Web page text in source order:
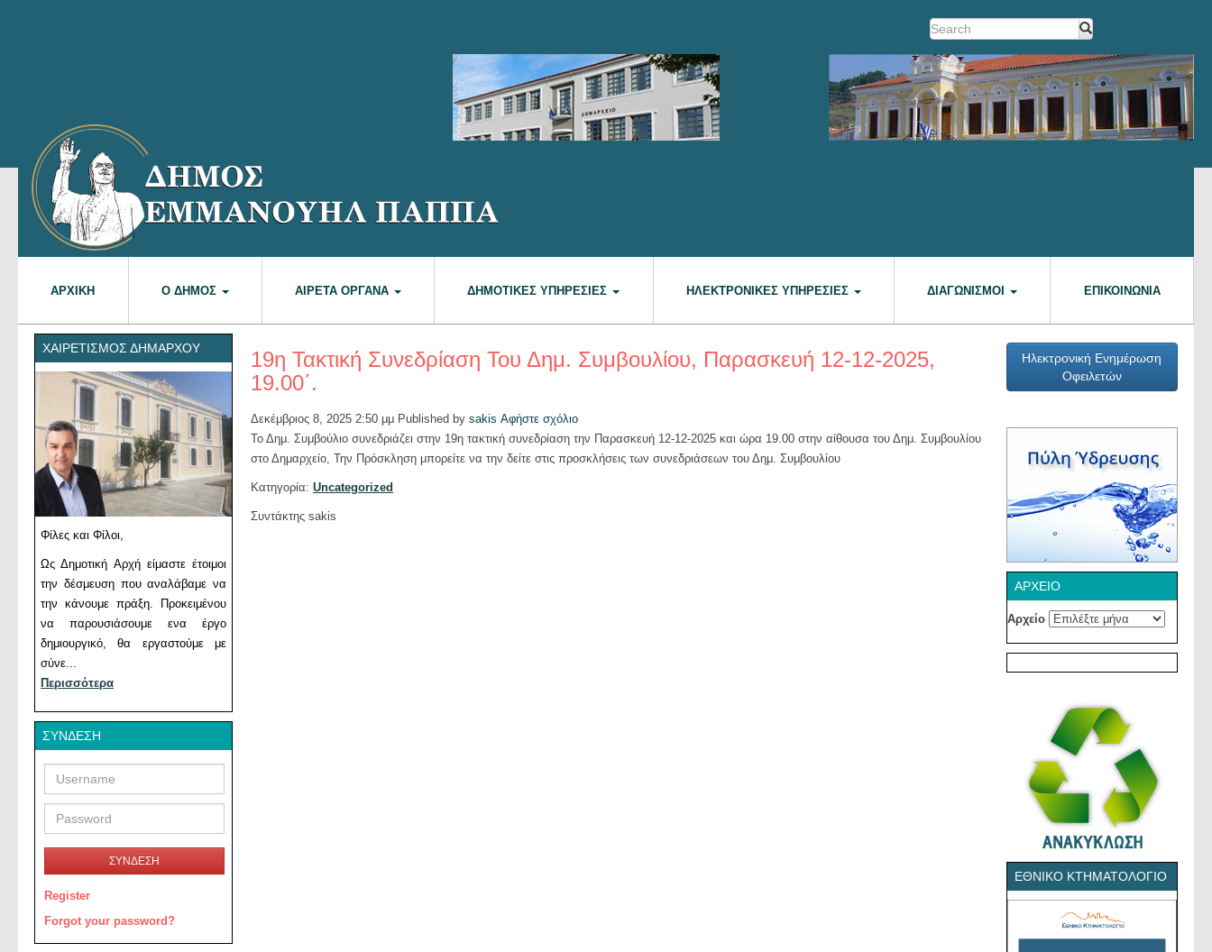
ΑΡΧΙΚΉ Ο ΔΉΜΟΣ ΑΙΡΕΤΆ ΌΡΓΑΝΑ ΔΗΜΟΤΙΚΈΣ ΥΠΗΡΕΣΊΕΣ ΗΛΕΚΤΡΟΝΙΚΈΣ ΥΠΗΡΕΣΊΕΣ ΔΙΑΓΩΝΙΣΜΟΊ ΕΠΙΚΟΙΝΩΝΊΑ
Ηλεκτρονική Ενημέρωση
Οφειλετών
ΑΡΧΕΊΟ
Αρχείο
ΕΘΝΙΚΌ ΚΤΗΜΑΤΟΛΌΓΙΟ
ΧΑΙΡΕΤΙΣΜΌΣ ΔΗΜΆΡΧΟΥ
Φίλες και Φίλοι,
Ως Δημοτική Αρχή είμαστε έτοιμοι
την δέσμευση που αναλάβαμε να
την κάνουμε πράξη. Προκειμένου
να παρουσιάσουμε ενα έργο
δημιουργικό, θα εργαστούμε με
σύνε...
Περισσότερα
ΣΎΝΔΕΣΗ
ΣΥΝΔΕΣΗ
Register
Forgot your password?
19η Τακτική Συνεδρίαση Του Δημ. Συμβουλίου, Παρασκευή 12-12-2025,
19.00΄.
Δεκέμβριος 8, 2025 2:50 μμ Published bysakis Αφήστε σχόλιο
Το Δημ. Συμβούλιο συνεδριάζει στην 19η τακτική συνεδρίαση την Παρασκευή 12-12-2025 και ώρα 19.00 στην αίθουσα του Δημ. Συμβουλίου
στο Δημαρχείο, Την Πρόσκληση μπορείτε να την δείτε στις προσκλήσεις των συνεδριάσεων του Δημ. Συμβουλίου
Κατηγορία:Uncategorized
Συντάκτης sakis